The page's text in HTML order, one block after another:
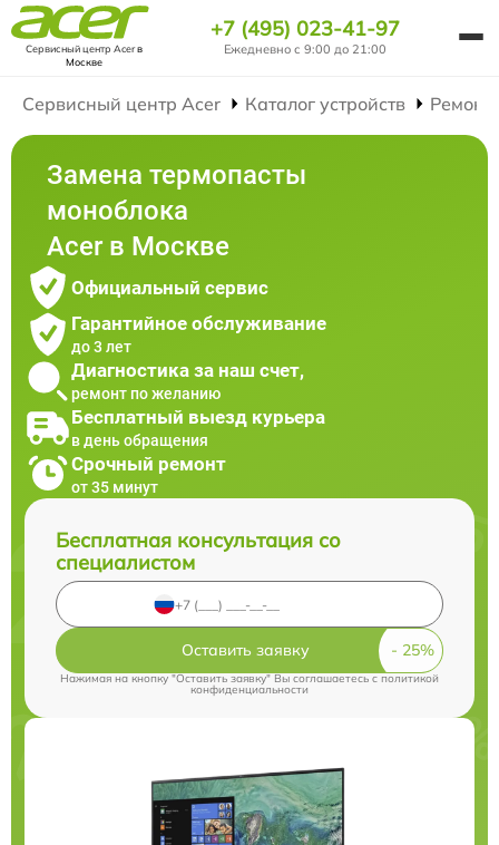
Сервисный центр Acerв
Москве
+7 (495) 023-41-97
Ежедневно с 9:00 до 21:00
Сервисный центр Acer Каталог устройств Ремонт
Замена термопасты
моноблока
Acer в Москве
Официальный сервис
Гарантийное обслуживание
до 3 лет
Диагностика за наш счет,
ремонт по желанию
Бесплатный выезд курьера
в день обращения
Срочный ремонт
от 35 минут
Бесплатная консультация со
специалистом
Оставить заявку
Нажимая на кнопку "Оставить заявку" Вы соглашаетесь cполитикой
конфиденциальности